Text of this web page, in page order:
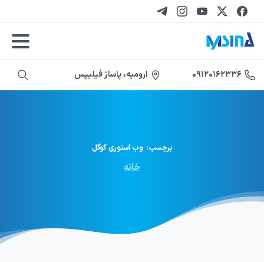
۰۹۱۲۰۱۶۲۳۳۶ ارومیه، پاساژ فیلیپس
برچسب: وب استوریگوگل
خانه